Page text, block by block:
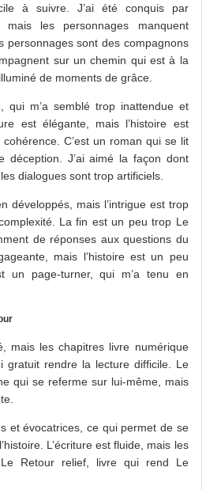
à suivre. J’ai été conquis par
mais les personnages manquent
personnages sont des compagnons
sur un chemin qui est à la
de moments de grâce.
qui m’a semblé trop inattendue et
est élégante, mais l’histoire est
C’est un roman qui se lit
déception. J’ai aimé la façon dont
dialogues sont trop artificiels.
développés, mais l’intrigue est trop
La fin est un peu trop Le
de réponses aux questions du
mais l’histoire est un peu
un page-turner, qui m’a tenu en
mais les chapitres livre numérique
gratuit rendre la lecture difficile. Le
qui se referme sur lui-même, mais
et évocatrices, ce qui permet de se
L’écriture est fluide, mais les
Le Retour relief, livre qui rend Le